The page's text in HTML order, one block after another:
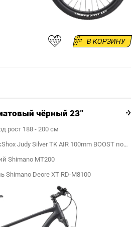
В КОРЗИНУ
чёрный 23"
рост 188 - 200 см
Вилка воздушная RockShox Judy Silver TK AIR 100mm BOOST под ось 15mm
Shimano MT200
Deore XT RD-M8100